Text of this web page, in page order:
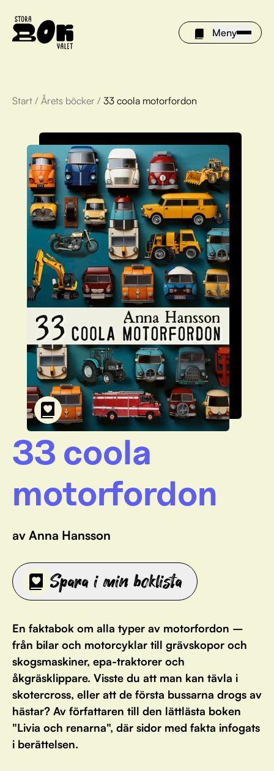
Meny
Årets böcker
Om Stora bokvalet
Olivia tipsar
Vinnare
FAQ
För bibliotek
Start / Årets böcker / 33 coola motorfordon
33 coola
motorfordon
av Anna Hansson
Spara i min boklista
En faktabok om alla typer av motorfordon –
från bilar och motorcyklar till grävskopor och
skogsmaskiner, epa-traktorer och
åkgräsklippare. Visste du att man kan tävla i
skotercross, eller att de första bussarna drogs av
hästar? Av författaren till den lättlästa boken
"Livia och renarna", där sidor med fakta infogats
i berättelsen.